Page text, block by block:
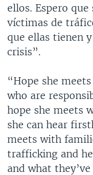
ellos. Espero
víctimas de
que ellas tienen
crisis”.
“Hope she
who are
hope she meets
she can hear
meets with
trafficking and
and what